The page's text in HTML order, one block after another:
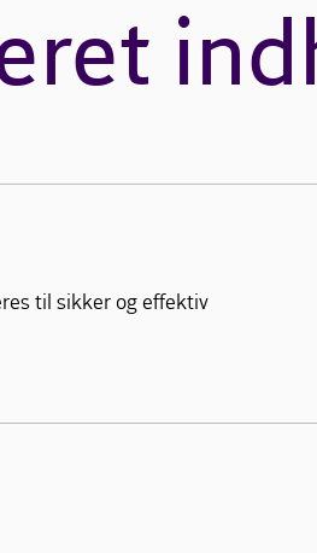
til sikker og effektiv